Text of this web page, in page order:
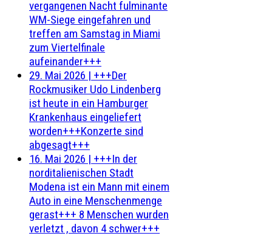
vergangenen Nacht fulminante
WM-Siege eingefahren und
treffen am Samstag in Miami
zum Viertelfinale
aufeinander+++
29. Mai 2026 | +++Der
Rockmusiker Udo Lindenberg
ist heute in ein Hamburger
Krankenhaus eingeliefert
worden+++Konzerte sind
abgesagt+++
16. Mai 2026 | +++In der
norditalienischen Stadt
Modena ist ein Mann mit einem
Auto in eine Menschenmenge
gerast+++ 8 Menschen wurden
verletzt , davon 4 schwer+++